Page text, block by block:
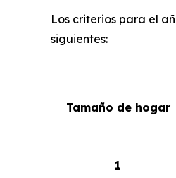
Los criterios para el
siguientes:
Tamaño de hogar
1